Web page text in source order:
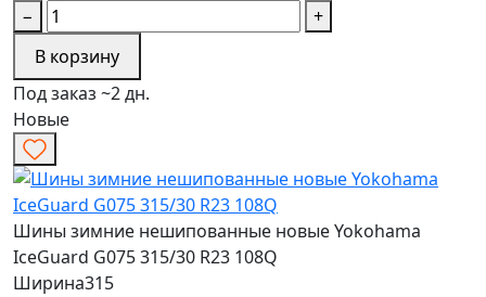
−
+
В корзину
Под заказ ~2 дн.
Новые
Шины зимние нешипованные новые Yokohama
IceGuard G075 315/30 R23 108Q
Ширина315